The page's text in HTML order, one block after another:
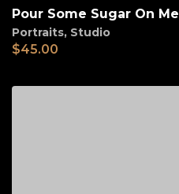
Pour Some Sugar On Me
Portraits, Studio
$45.00